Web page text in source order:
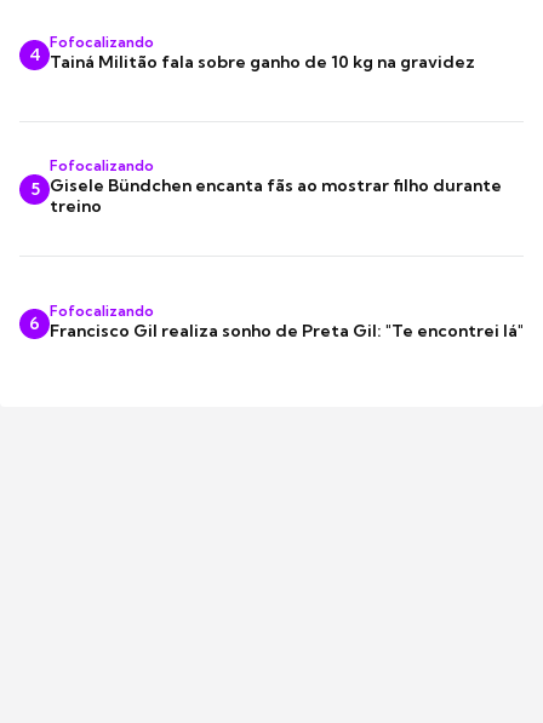
4
Fofocalizando
Tainá Militão fala sobre ganho de 10 kg na gravidez
5
Fofocalizando
Gisele Bündchen encanta fãs ao mostrar filho durante
treino
6
Fofocalizando
Francisco Gil realiza sonho de Preta Gil: "Te encontrei lá"